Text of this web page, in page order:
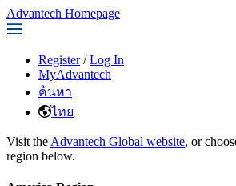
Advantech Homepage
Register / Log In
MyAdvantech
ค้นหา
ไทย
Visit the Advantech Global website, or
region below.